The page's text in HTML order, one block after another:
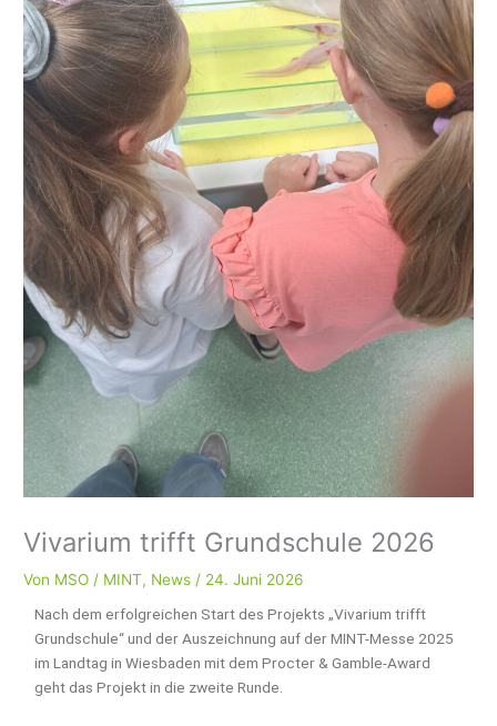
Vivarium trifft Grundschule 2026
Von MSO/ MINT, News / 24. Juni 2026
Nach dem erfolgreichen Start des Projekts „Vivarium trifft
Grundschule“ und der Auszeichnung auf der MINT-Messe 2025
im Landtag in Wiesbaden mit dem Procter & Gamble-Award
geht das Projekt in die zweite Runde.